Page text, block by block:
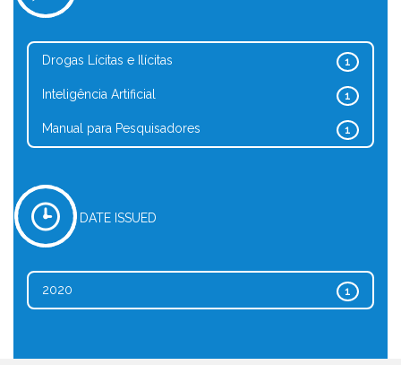
1
Drogas Lícitas e Ilícitas
1
Inteligência Artificial
1
Manual para Pesquisadores
DATE ISSUED
1
2020